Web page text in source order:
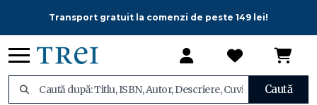
Transport gratuit la comenzi de peste 149 lei!
Caută